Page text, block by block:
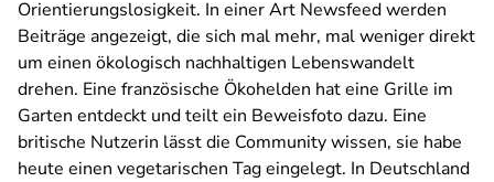
Orientierungslosigkeit. In einer Art Newsfeed werden
Beiträge angezeigt, die sich mal mehr, mal weniger direkt
um einen ökologisch nachhaltigen Lebenswandelt
drehen. Eine französische Ökohelden hat eine Grille im
Garten entdeckt und teilt ein Beweisfoto dazu. Eine
britische Nutzerin lässt die Community wissen, sie habe
heute einen vegetarischen Tag eingelegt. In Deutschland